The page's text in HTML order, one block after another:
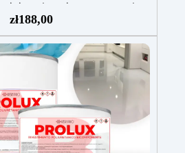
bezpieczną pracę bez
Odporna na zarysowania i
filtrom UV i wysokiej jakości
Niska lepkość, eliminująca
i zapewniająca gładkie
Bezpieczna i nietoksyczna,
VOC, certyfikowana do
kontaktu ze skórą.
zł188,00